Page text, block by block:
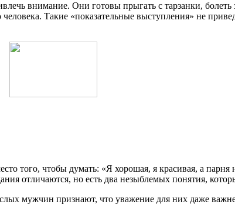
внимание. Они готовы прыгать с тарзанки, болеть
Такие «показательные выступления» не
того, чтобы думать: «Я хорошая, я красивая, а
отличаются, но есть два незыблемых понятия,
мужчин признают, что уважение для них даже